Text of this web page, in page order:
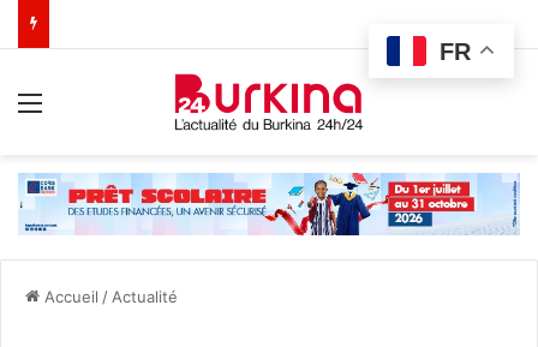
Accueil / Actualité
FR